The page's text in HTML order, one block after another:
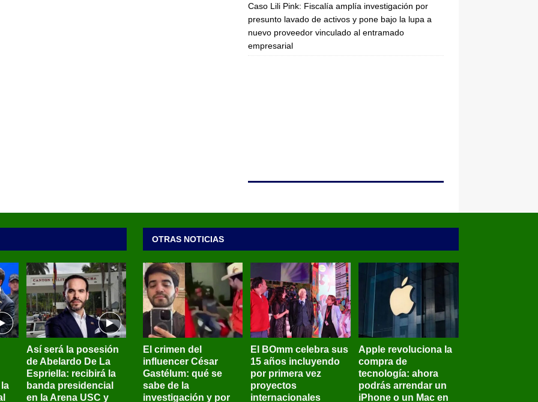
Caso Lili Pink: Fiscalía amplía investigación por
presunto lavado de activos y pone bajo la lupa a
nuevo proveedor vinculado al entramado
empresarial
Así será la posesión
de Abelardo De La
Espriella: recibirá la
banda presidencial
en la Arena USC y
OTRAS NOTICIAS
El crimen del
influencer César
Gastélum: qué se
sabe de la
investigación y por
El BOmm celebra sus
15 años incluyendo
por primera vez
proyectos
internacionales
Apple revoluciona la
compra de
tecnología: ahora
podrás arrendar un
iPhone o un Mac en